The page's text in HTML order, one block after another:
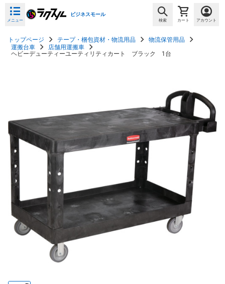
メニュー
ビジネスモール
検索 カート アカウント
トップページ テープ・梱包資材・物流用品
物流保管用品
運搬台車
店舗用運搬車
ヘビーデューティーユーティリティカート ブラック 1台